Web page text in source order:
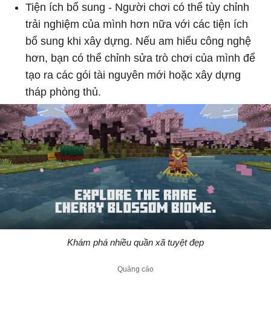
Tiện ích bổ sung - Người chơi có thể tùy chỉnh
trải nghiệm của mình hơn nữa với các tiện ích
bổ sung khi xây dựng. Nếu am hiểu công nghệ
hơn, bạn có thể chỉnh sửa trò chơi của mình để
tạo ra các gói tài nguyên mới hoặc xây dựng
tháp phòng thủ.
Khám phá nhiều quần xã tuyệt đẹp